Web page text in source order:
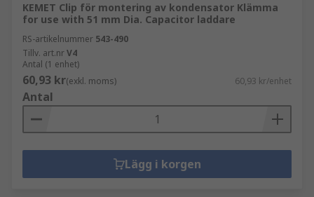
KEMET Clip för montering av kondensator Klämma
for use with 51 mm Dia. Capacitor laddare
RS-artikelnummer 543-490
Tillv. art.nrV4
Antal (1 enhet)
60,93 kr(exkl. moms) 60,93 kr/enhet
Antal
Lägg i korgen